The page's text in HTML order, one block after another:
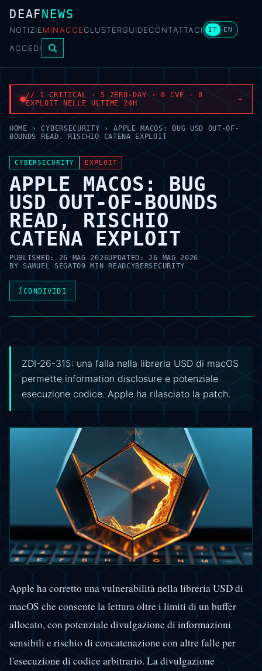
DEAFNEWS
NOTIZIEMINACCECLUSTERGUIDECONTATTACI IT EN
ACCEDI
// 1 CRITICAL · 5 ZERO-DAY · 8 CVE · 8
EXPLOIT NELLE ULTIME 24H
→
HOME › CYBERSECURITY ›
APPLE MACOS: BUG USD OUT-OF-
BOUNDS READ, RISCHIO CATENA EXPLOIT
CYBERSECURITY EXPLOIT
APPLE MACOS: BUG
USD OUT-OF-BOUNDS
READ, RISCHIO
CATENA EXPLOIT
PUBLISHED:26 MAG 2026UPDATED: 26 MAG 2026
BYSAMUEL SEGATO9 MIN READCYBERSECURITY
⤴CONDIVIDI
ZDI-26-315: una falla nella libreria USD di macOS
permette information disclosure e potenziale
esecuzione codice. Apple ha rilasciato la patch.
Apple ha corretto una vulnerabilità nella libreria USD di
macOS che consente la lettura oltre i limiti di un buffer
allocato, con potenziale divulgazione di informazioni
sensibili e rischio di concatenazione con altre falle per
l'esecuzione di codice arbitrario. La divulgazione